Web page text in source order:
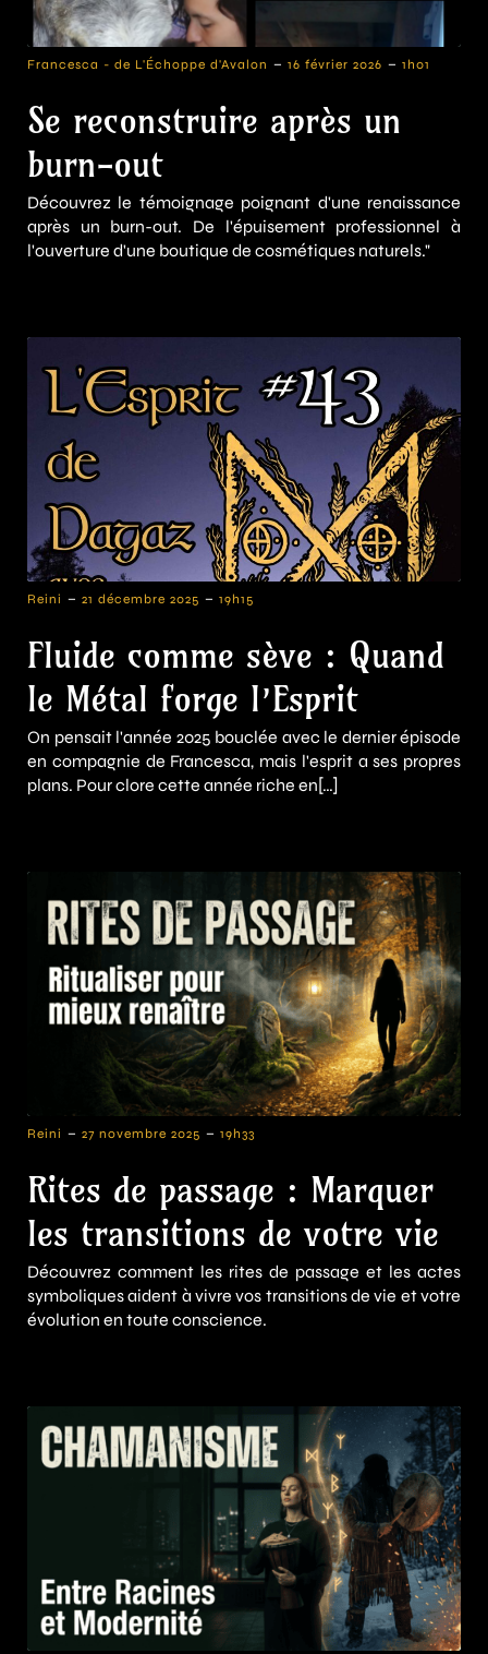
Francesca - de L'Échoppe d'Avalon - 16 février 2026 - 1h01
Se reconstruire après un
burn-out
Découvrez le témoignage poignant d'une renaissance
après un burn-out. De l'épuisement professionnel à
l'ouverture d'une boutique de cosmétiques naturels."
Reini - 21 décembre 2025 - 19h15
Fluide comme sève : Quand
le Métal forge l’Esprit
On pensait l'année 2025 bouclée avec le dernier épisode
en compagnie de Francesca, mais l'esprit a ses propres
plans. Pour clore cette année riche en[…]
Reini - 27 novembre 2025 - 19h33
Rites de passage : Marquer
les transitions de votre vie
Découvrez comment les rites de passage et les actes
symboliques aident à vivre vos transitions de vie et votre
évolution en toute conscience.